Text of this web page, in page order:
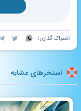
اشتراک گذاری:
استخرهای مشابه